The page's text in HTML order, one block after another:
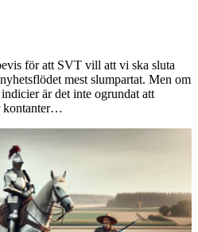
för att SVT vill att vi ska sluta
mest slumpartat. Men om
är det inte ogrundat att
kontanter…